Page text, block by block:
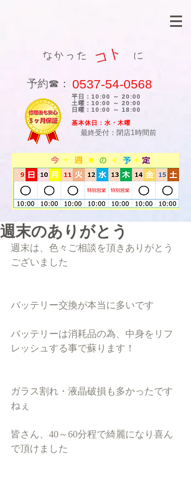
コト
なかった に
​予約☎： 0537-54-0568
平日：10:00 ～ 20:00
土曜：10:00 ～ 20:00
日曜：10:00 ～ 18:00
​基本休日：水・木曜
最終受付：閉店1時間前
週末のありがとう
週末は、色々ご相談を頂きありがとう
ございました
バッテリー交換が本当に多いです
バッテリーは消耗品の為、中身をリフ
レッシュする事で蘇ります！
ガラス割れ・液晶破損も多かったです
ねぇ
皆さん、40～60分程で綺麗になり喜ん
で頂けました